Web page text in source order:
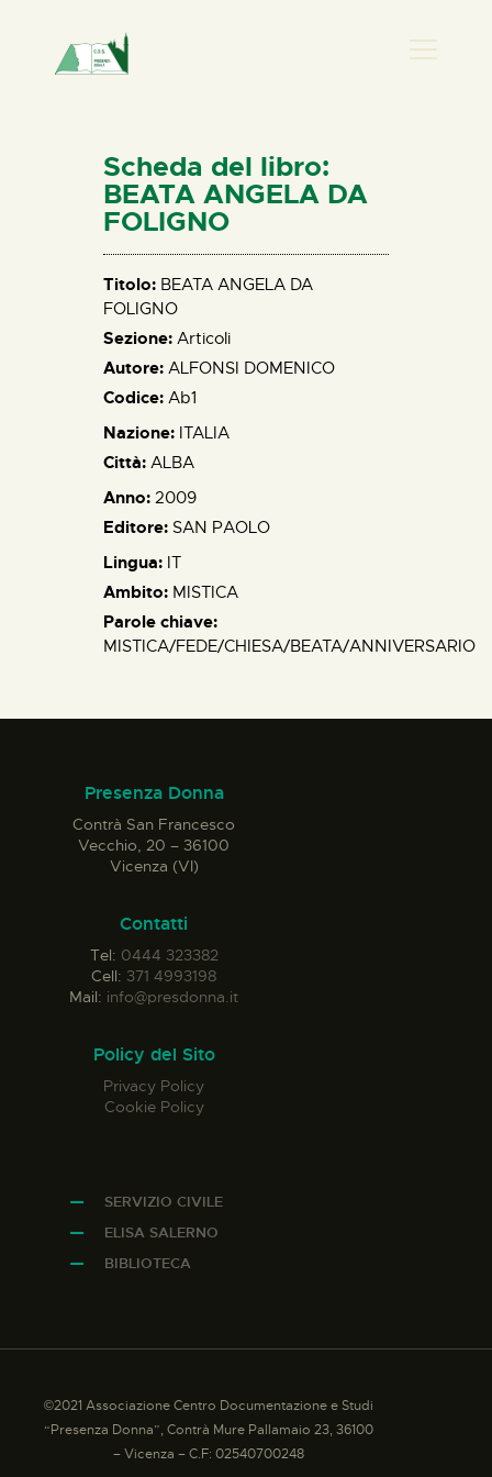
HOME
CHI SIAMO
NEWS
PERCORSI
BIBLIOTECA
ELISA SALERNO
CONTATTI
Scheda del libro:
BEATA ANGELA DA
FOLIGNO
Titolo: BEATA ANGELA DA
FOLIGNO
Sezione: Articoli
Autore: ALFONSI DOMENICO
Codice: Ab1
Nazione: ITALIA
Città: ALBA
Anno: 2009
Editore: SAN PAOLO
Lingua: IT
Ambito: MISTICA
Parole chiave:
MISTICA/FEDE/CHIESA/BEATA/ANNIVERSARIO
Presenza Donna
Contrà San Francesco
Vecchio, 20 – 36100
Vicenza (VI)
Contatti
Tel: 0444 323382
Cell: 371 4993198
Mail: info@presdonna.it
Policy del Sito
Privacy Policy
Cookie Policy
SERVIZIO CIVILE
ELISA SALERNO
BIBLIOTECA
©2021 Associazione Centro Documentazione e Studi
“Presenza Donna”, Contrà Mure Pallamaio 23, 36100
– Vicenza – C.F: 02540700248